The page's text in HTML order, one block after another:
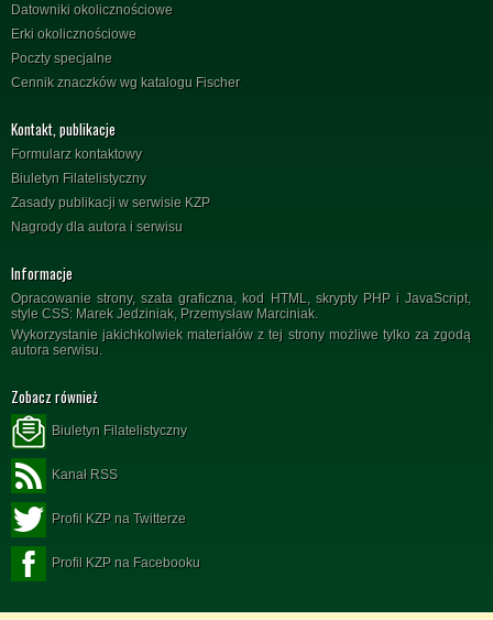
Datowniki okolicznościowe
Erki okolicznościowe
Poczty specjalne
Cennik znaczków wg katalogu Fischer
Kontakt, publikacje
Formularz kontaktowy
Biuletyn Filatelistyczny
Zasady publikacji w serwisie KZP
Nagrody dla autora i serwisu
Informacje
Opracowanie strony, szata graficzna, kod HTML, skrypty PHP i JavaScript,
style CSS: Marek Jedziniak, Przemysław Marciniak.
Wykorzystanie jakichkolwiek materiałów z tej strony możliwe tylko za zgodą
autora serwisu.
Zobacz również
Biuletyn Filatelistyczny
Kanał RSS
Profil KZP na Twitterze
Profil KZP na Facebooku